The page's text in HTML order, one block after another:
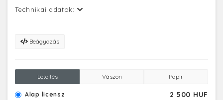
Technikai adatok:
Beágyazás
Letöltés Vászon Papír
Alap licensz 2 500 HUF